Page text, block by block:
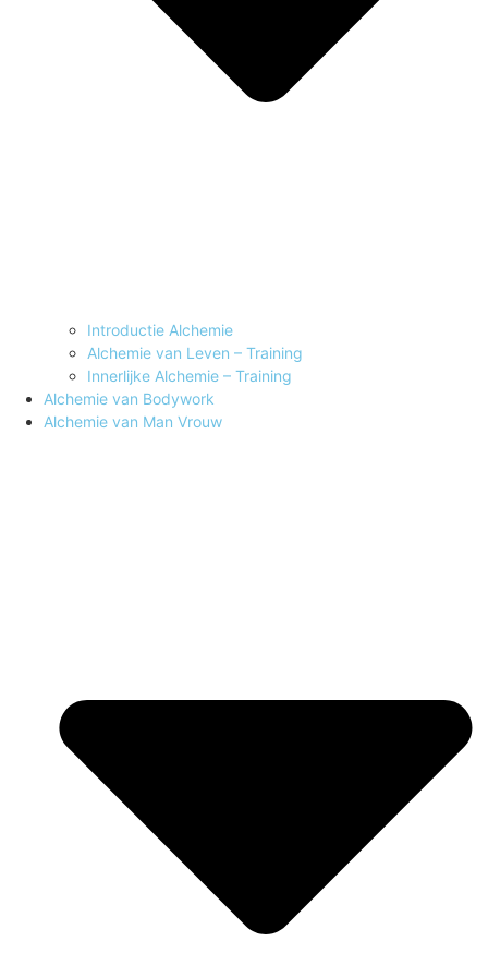
Introductie Alchemie
Alchemie van Leven – Training
Innerlijke Alchemie – Training
Alchemie van Bodywork
Alchemie van Man Vrouw